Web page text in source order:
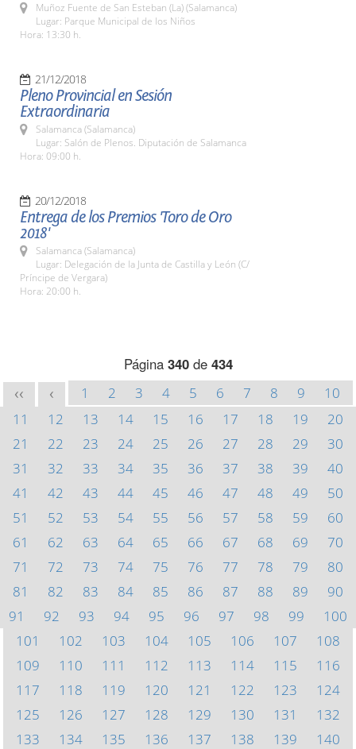
Muñoz Fuente de San Esteban (La) (Salamanca)
Lugar: Parque Municipal de los Niños
Hora: 13:30 h.
21/12/2018
Pleno Provincial en Sesión
Extraordinaria
Salamanca (Salamanca)
Lugar: Salón de Plenos. Diputación de Salamanca
Hora: 09:00 h.
20/12/2018
Entrega de los Premios 'Toro de Oro
2018'
Salamanca (Salamanca)
Lugar: Delegación de la Junta de Castilla y León (C/
Príncipe de Vergara)
Hora: 20:00 h.
Página 340de 434
<< < 1 2 3 4 5 6 7 8 9
10
11
12 13 14 15 16 17 18 19
20
21
22 23 24 25 26 27 28 29
30
31
32 33 34 35 36 37 38 39
40
41
42 43 44 45 46 47 48 49
50
51
52 53 54 55 56 57 58 59
60
61
62 63 64 65 66 67 68 69
70
71
72 73 74 75 76 77 78 79
80
81
82 83 84 85 86 87 88 89
90
91
92 93 94 95 96 97 98 99
100
101
102 103 104 105 106 107
108
109
110 111 112 113 114 115
116
117
118 119 120 121 122 123
124
125
126 127 128 129 130 131
132
133
134 135 136 137 138 139
140